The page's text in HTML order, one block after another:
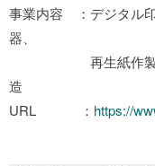
事業内容 ：デジタル
器、
再生紙作製機並
造
URL ： https://